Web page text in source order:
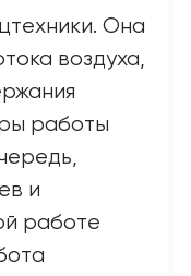
Она
воздуха,
работы
и
работе